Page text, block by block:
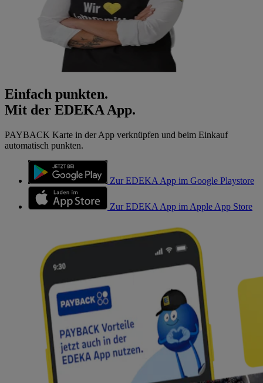
Einfach punkten.
Mit der EDEKA App.
PAYBACK Karte in der App verknüpfen und beim Einkauf
automatisch punkten.
Zur EDEKA App im Google Playstore
Zur EDEKA App im Apple App Store